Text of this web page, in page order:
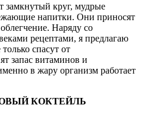
замкнутый круг, мудрые
напитки. Они приносят
Наряду со
рецептами, я предлагаю
спасут от
запас витаминов и
в жару организм работает
КОКТЕЙЛЬ